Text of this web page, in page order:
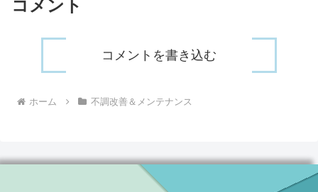
コメント
コメントを書き込む
ホーム 不調改善＆メンテナンス